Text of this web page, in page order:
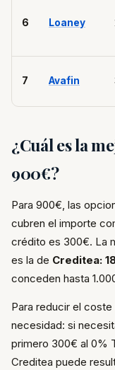
6 Loaney
7 Avafin
¿Cuál es la
900€?
Para 900€, las
cubren el importe
crédito es 300€. La
es la de Creditea:
conceden hasta
Para reducir el
necesidad: si
primero 300€ al 0%
Creditea puede